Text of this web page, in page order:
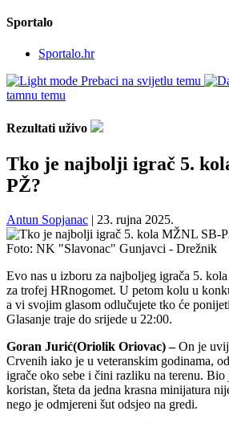
Sportalo
Sportalo.hr
Prebaci na svijetlu temu
tamnu temu
Rezultati uživo
Tko je najbolji igrač 5.
PŽ?
Antun Sopjanac | 23. rujna 2025.
Foto: NK "Slavonac" Gunjavci - Drežnik
Evo nas u izboru za najboljeg igrača 5.
za trofej HRnogomet. U petom kolu u
a vi svojim glasom odlučujete tko će
Glasanje traje do srijede u 22:00.
Goran Jurić(Oriolik Oriovac) –On je
Crvenih iako je u veteranskim godinama,
igrače oko sebe i čini razliku na terenu. Bio
koristan, šteta da jedna krasna minijatura
nego je odmjereni šut odsjeo na gredi.